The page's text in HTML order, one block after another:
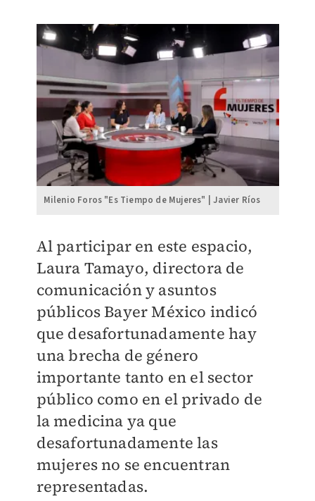
Milenio Foros "Es Tiempo de Mujeres" | Javier Ríos
Al participar en este espacio,
Laura Tamayo, directora de
comunicación y asuntos
públicos Bayer México indicó
que desafortunadamente hay
una brecha de género
importante tanto en el sector
público como en el privado de
la medicina ya que
desafortunadamente las
mujeres no se encuentran
representadas.